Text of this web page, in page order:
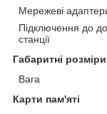
Мережеві
Підключення до
станції
Габаритні розміри
Вага
Карти пам'яті